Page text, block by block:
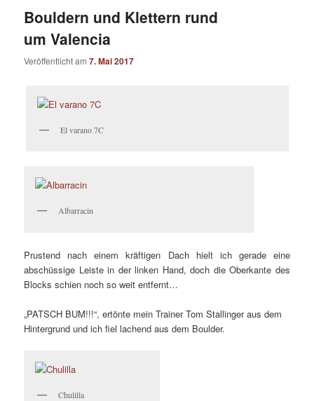
Bouldern und Klettern rund
um Valencia
Veröffentlicht am7. Mai 2017
El varano 7C
Albarracin
Prustend nach einem kräftigen Dach hielt ich gerade eine
abschüssige Leiste in der linken Hand, doch die Oberkante des
Blocks schien noch so weit entfernt…
„PATSCH BUM!!!“, ertönte mein Trainer Tom Stallinger aus dem
Hintergrund und ich fiel lachend aus dem Boulder.
Chulilla